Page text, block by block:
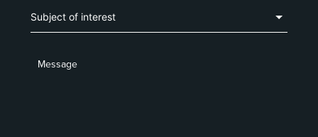
Biometrics
Message